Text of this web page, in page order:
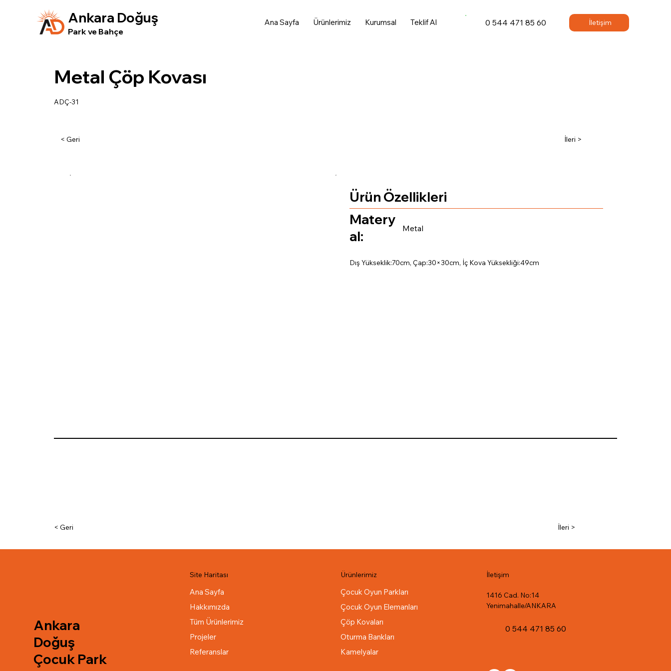
Ankara Doğuş
Park ve Bahçe
0 544 471 85 60
Ana Sayfa Ürünlerimiz Kurumsal Teklif Al İletişim
Metal Çöp Kovası
ADÇ-31
< Geri İleri >
Ürün Özellikleri
Matery
al:
Metal
Dış Yükseklik:70cm, Çap:30×30cm, İç Kova Yüksekliği:49cm
İleri >
< Geri
Ankara
Doğuş
Çocuk Park
Ürünlerimiz
Çocuk Oyun Parkları
Çocuk Oyun Elemanları
Çöp Kovaları
Oturma Bankları
Kamelyalar
Site Haritası
Ana Sayfa
Hakkımızda
Tüm Ürünlerimiz
Projeler
Referanslar
İletişim
1416 Cad. No:14
Yenimahalle/ANKARA
0 544 471 85 60